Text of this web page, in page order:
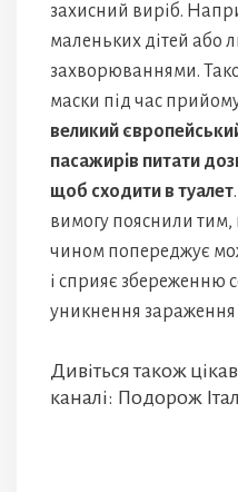
захисний виріб.
маленьких дітей або
захворюваннями.
маски під час
великий
пасажирів питати
щоб сходити в туалет
вимогу пояснили
чином попереджує
і сприяє збереженню
уникнення зараження
Дивіться також
каналі: Подорож